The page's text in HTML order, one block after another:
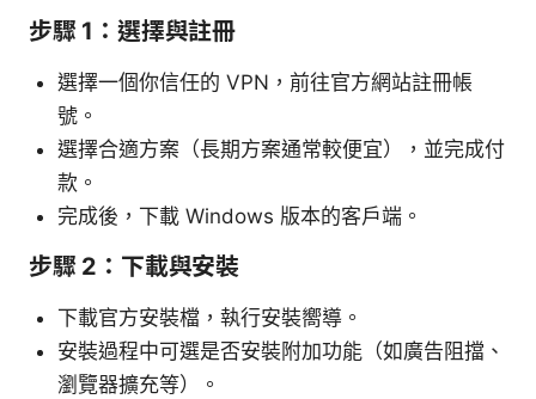
步驟 1：選擇與註冊
選擇一個你信任的 VPN，前往官方網站註冊帳
號。
選擇合適方案（長期方案通常較便宜），並完成付
款。
完成後，下載 Windows 版本的客戶端。
步驟 2：下載與安裝
下載官方安裝檔，執行安裝嚮導。
安裝過程中可選是否安裝附加功能（如廣告阻擋、
瀏覽器擴充等）。